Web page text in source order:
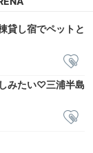
貸し宿でペットと
みたい♡三浦半島